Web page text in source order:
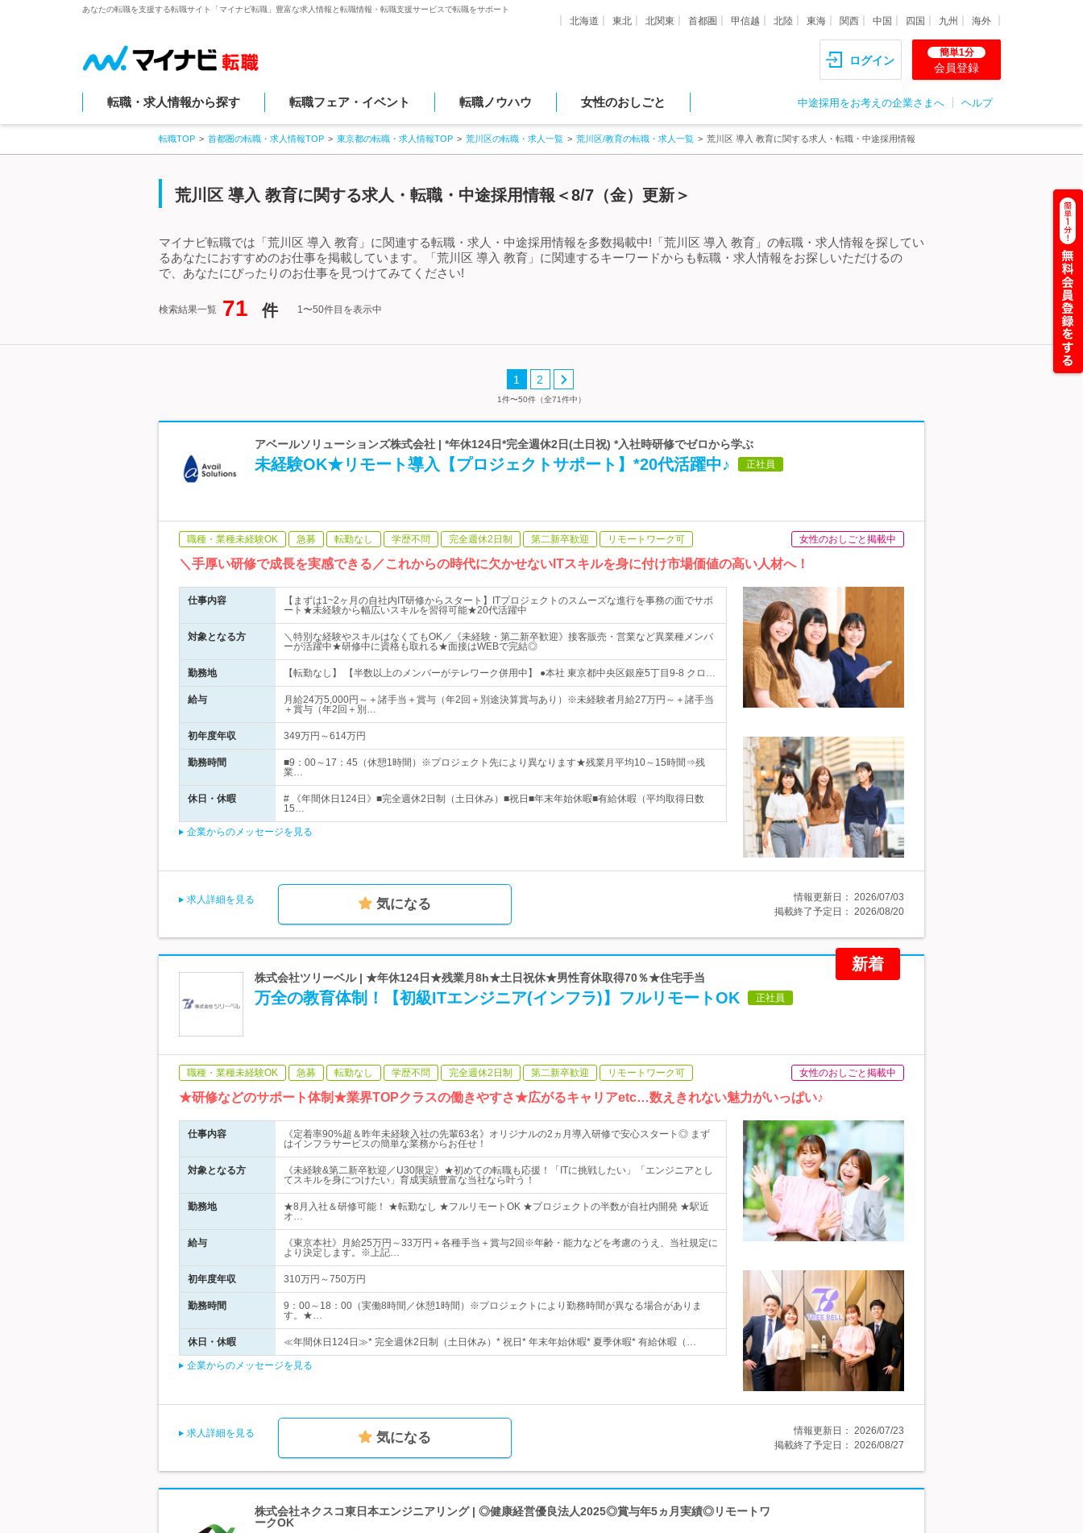
あなたの転職を支援する転職サイト「マイナビ転職」豊富な求人情報と転職情報・転職支援サービスで転職をサポート
北海道 東北 北関東 首都圏 甲信越 北陸 東海 関西 中国 四国 九州 海外
ログイン
簡単1分
会員登録
転職・求人情報から探す 転職フェア・イベント 転職ノウハウ 女性のおしごと 中途採用をお考えの企業さまへ ヘルプ
転職TOP 首都圏の転職・求人情報TOP 東京都の転職・求人情報TOP 荒川区の転職・求人一覧 荒川区/教育の転職・求人一覧 荒川区 導入 教育に関する求人・転職・中途採用情報
荒川区 導入 教育に関する求人・転職・中途採用情報＜8/7（金）更新＞
マイナビ転職では「荒川区 導入 教育」に関連する転職・求人・中途採用情報を多数掲載中!「荒川区 導入 教育」の転職・求人情報を探してい
るあなたにおすすめのお仕事を掲載しています。「荒川区 導入 教育」に関連するキーワードからも転職・求人情報をお探しいただけるの
で、あなたにぴったりのお仕事を見つけてみてください!
検索結果一覧 71 件 1〜50件目を表示中
1 2
1件〜50件（全71件中）
アベールソリューションズ株式会社 | *年休124日*完全週休2日(土日祝) *入社時研修でゼロから学ぶ
未経験OK★リモート導入【プロジェクトサポート】*20代活躍中♪ 正社員
職種・業種未経験OK 急募 転勤なし 学歴不問 完全週休2日制 第二新卒歓迎 リモートワーク可 女性のおしごと掲載中
＼手厚い研修で成長を実感できる／これからの時代に欠かせないITスキルを身に付け市場価値の高い人材へ！
仕事内容
【まずは1~2ヶ月の自社内IT研修からスタート】ITプロジェクトのスムーズな進行を事務の面でサポ
ート★未経験から幅広いスキルを習得可能★20代活躍中
対象となる方
＼特別な経験やスキルはなくてもOK／《未経験・第二新卒歓迎》接客販売・営業など異業種メンバ
ーが活躍中★研修中に資格も取れる★面接はWEBで完結◎
勤務地 【転勤なし】 【半数以上のメンバーがテレワーク併用中】 ●本社 東京都中央区銀座5丁目9-8 クロ…
給与
月給24万5,000円～＋諸手当＋賞与（年2回＋別途決算賞与あり）※未経験者月給27万円～＋諸手当
＋賞与（年2回＋別…
初年度年収 349万円～614万円
勤務時間
■9：00～17：45（休憩1時間）※プロジェクト先により異なります★残業月平均10～15時間⇒残
業…
休日・休暇
# 《年間休日124日》■完全週休2日制（土日休み）■祝日■年末年始休暇■有給休暇（平均取得日数
15…
企業からのメッセージを見る
求人詳細を見る 気になる 情報更新日： 2026/07/03
掲載終了予定日： 2026/08/20
新着
株式会社ツリーベル | ★年休124日★残業月8h★土日祝休★男性育休取得70％★住宅手当
万全の教育体制！【初級ITエンジニア(インフラ)】フルリモートOK 正社員
職種・業種未経験OK 急募 転勤なし 学歴不問 完全週休2日制 第二新卒歓迎 リモートワーク可 女性のおしごと掲載中
★研修などのサポート体制★業界TOPクラスの働きやすさ★広がるキャリアetc…数えきれない魅力がいっぱい♪
仕事内容
《定着率90%超＆昨年未経験入社の先輩63名》オリジナルの2ヵ月導入研修で安心スタート◎ まず
はインフラサービスの簡単な業務からお任せ！
対象となる方
《未経験&第二新卒歓迎／U30限定》★初めての転職も応援！「ITに挑戦したい」「エンジニアとし
てスキルを身につけたい」育成実績豊富な当社なら叶う！
勤務地
★8月入社＆研修可能！ ★転勤なし ★フルリモートOK ★プロジェクトの半数が自社内開発 ★駅近
オ…
給与
《東京本社》月給25万円～33万円＋各種手当＋賞与2回※年齢・能力などを考慮のうえ、当社規定に
より決定します。※上記…
初年度年収 310万円～750万円
勤務時間
9：00～18：00（実働8時間／休憩1時間）※プロジェクトにより勤務時間が異なる場合がありま
す。★…
休日・休暇 ≪年間休日124日≫* 完全週休2日制（土日休み）* 祝日* 年末年始休暇* 夏季休暇* 有給休暇（…
企業からのメッセージを見る
求人詳細を見る 気になる 情報更新日： 2026/07/23
掲載終了予定日： 2026/08/27
株式会社ネクスコ東日本エンジニアリング | ◎健康経営優良法人2025◎賞与年5ヵ月実績◎リモートワ
ークOK